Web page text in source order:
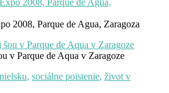
2008, Parque de Agua, Zaragoza
v Parque de Aqua v Zaragoze
, sociálne poistenie, život v